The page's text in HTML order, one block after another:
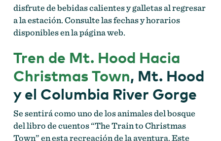
disfrute de bebidas calientes y galletas al regresar
a la estación. Consulte las fechas y horarios
disponibles en la página web.
Tren de Mt. Hood Hacia
Christmas Town, Mt. Hood
y el Columbia River Gorge
Se sentirá como uno de los animales del bosque
del libro de cuentos “The Train to Christmas
Town” en esta recreación de la aventura. Este